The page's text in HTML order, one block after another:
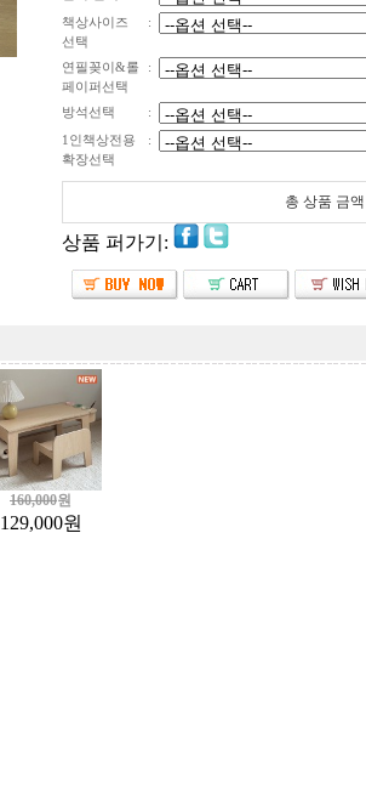
책상사이즈
선택
:
연필꽂이&롤
페이퍼선택
:
방석선택
:
1인책상전용
확장선택
:
총 상품 금액
상품 퍼가기:
160,000원
129,000원